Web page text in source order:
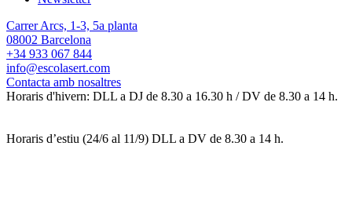
Carrer Arcs, 1-3, 5a planta
08002 Barcelona
+34 933 067 844
info@escolasert.com
Contacta amb nosaltres
Horaris d'hivern: DLL a DJ de 8.30 a 16.30 h / DV de 8.30 a 14 h.
Horaris d’estiu (24/6 al 11/9) DLL a DV de 8.30 a 14 h.